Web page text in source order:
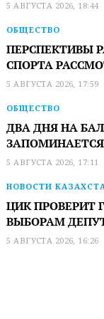
5 АВГУСТА 2026, 18:44
ОБЩЕСТВО
ПЕРСПЕКТИВЫ
СПОРТА
5 АВГУСТА 2026, 17:59
ОБЩЕСТВО
ДВА ДНЯ НА
5 АВГУСТА 2026, 17:11
НОВОСТИ
ЦИК ПРОВЕРИТ
ВЫБОРАМ
5 АВГУСТА 2026, 16:26